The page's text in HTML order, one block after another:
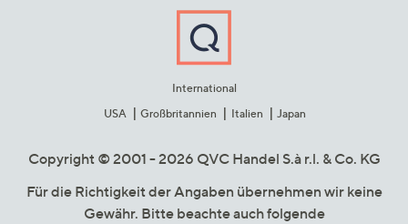
International
USA
Großbritannien Italien Japan
Copyright © 2001 - 2026 QVC Handel S.à r.l. & Co. KG
Für die Richtigkeit der Angaben übernehmen wir keine
Gewähr. Bitte beachte auch folgende